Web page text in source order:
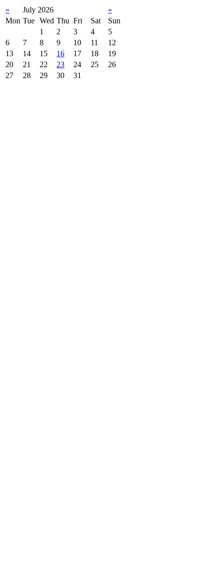
« July 2026
»
Mon Tue Wed Thu Fri Sat
Sun
1
2 3 4
5
6
7 8 9 10 11
12
13
14 15 16 17 18
19
20
21 22 23 24 25
26
27
28 29 30 31